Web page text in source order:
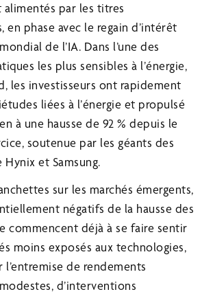
par les titres
en phase avec le regain d’intérêt
de l’IA. Dans l’une des
les plus sensibles à l’énergie,
les investisseurs ont rapidement
liées à l’énergie et propulsé
à une hausse de 92 % depuis le
soutenue par les géants des
et Samsung.
sur les marchés émergents,
négatifs de la hausse des
commencent déjà à se faire sentir
moins exposés aux technologies,
de rendements
d’interventions